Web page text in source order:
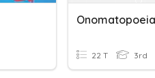
Onomatopoeia
22 T 3rd